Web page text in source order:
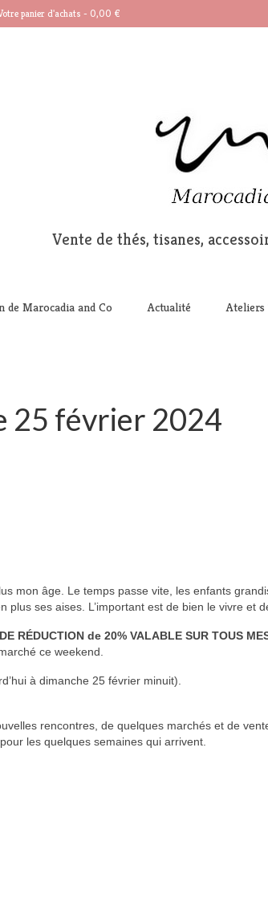
panier d'achats - 0,00 €
Vente de thés, tisanes,
de Marocadia and Co Actualité Ateliers
25 février 2024
mon âge. Le temps passe vite, les enfants
plus ses aises. L’important est de bien le vivre et
RÉDUCTION de 20% VALABLE SUR TOUS
ce weekend.
à dimanche 25 février minuit).
rencontres, de quelques marchés et de
les quelques semaines qui arrivent.